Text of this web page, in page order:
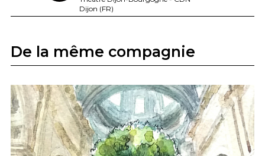
Dijon (FR)
De la même compagnie